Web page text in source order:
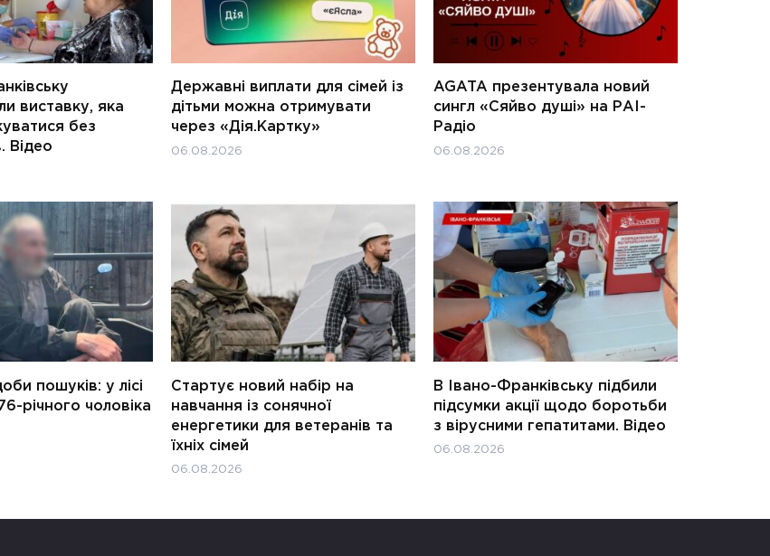
виставку, яка
без
Відео
Державні виплати для сімей із
дітьми можна отримувати
через «Дія.Картку»
06.08.2026
AGATA презентувала новий
сингл «Сяйво душі» на РАІ-
Радіо
06.08.2026
пошуків: у лісі
річного чоловіка
Стартує новий набір на
навчання із сонячної
енергетики для ветеранів та
їхніх сімей
06.08.2026
В Івано-Франківську підбили
підсумки акції щодо боротьби
з вірусними гепатитами. Відео
06.08.2026